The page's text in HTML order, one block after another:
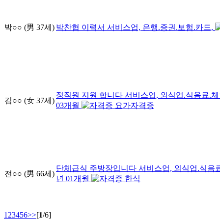
박○○ (男 37세) 박찬협 이력서 서비스업, 은행.증권.보험.카드,
김○○ (女 37세)
정직원 지원 합니다 서비스업, 외식업.식음료.
03개월 요가자격증
전○○ (男 66세)
단체급식 주방장입니다 서비스업, 외식업.식음
년 01개월 한식
1 23456>>[1/6]